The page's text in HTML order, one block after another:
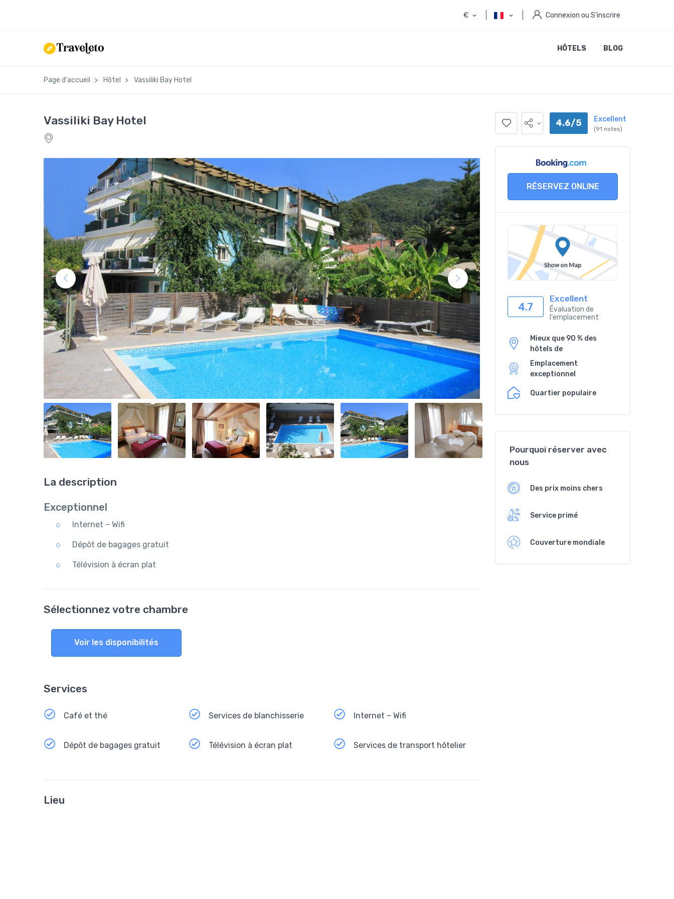
€ Connexion ou S'inscrire
HÔTELS BLOG
Page d'accueil Hôtel Vassiliki Bay Hotel
Vassiliki Bay Hotel
La description
Exceptionnel
Internet – Wifi
Dépôt de bagages gratuit
Télévision à écran plat
Sélectionnez votre chambre
Voir les disponibilités
Services
Café et thé Services de blanchisserie Internet – Wifi
Dépôt de bagages gratuit Télévision à écran plat Services de transport hôtelier
Lieu
4.6/5 Excellent
(91 notes)
RÉSERVEZ ONLINE
4.7
Excellent
Évaluation de
l'emplacement
Mieux que 90 % des
hôtels de
Emplacement
exceptionnel
Quartier populaire
Pourquoi réserver avec
nous
Des prix moins chers
Service primé
Couverture mondiale